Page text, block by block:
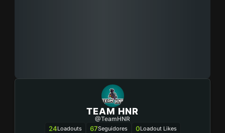
TEAM HNR
@TeamHNR
24Loadouts 67Seguidores 0Loadout Likes